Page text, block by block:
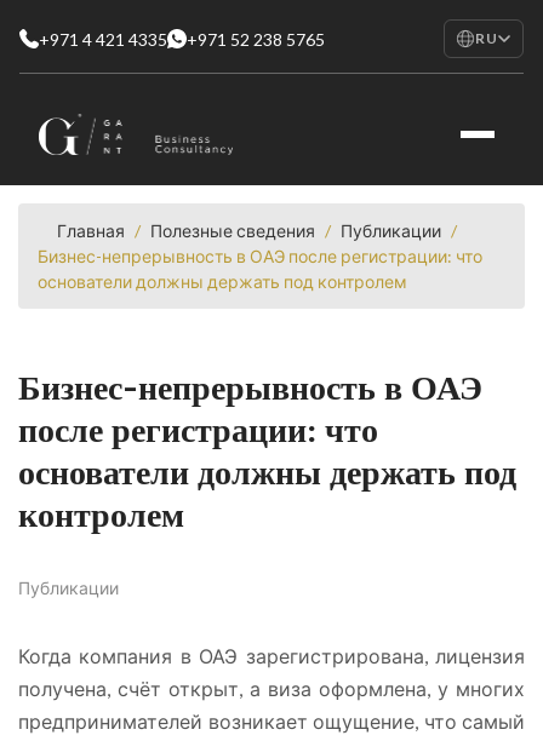
+971 4 421 4335 +971 52 238 5765 RU
Français
AR
العربية
Главная / Полезные сведения / Публикации /
Бизнес-непрерывность в ОАЭ после регистрации: что
основатели должны держать под контролем
Бизнес-непрерывность в ОАЭ
после регистрации: что
основатели должны держать под
контролем
Публикации
Когда компания в ОАЭ зарегистрирована, лицензия
получена, счёт открыт, а виза оформлена, у многих
предпринимателей возникает ощущение, что самый